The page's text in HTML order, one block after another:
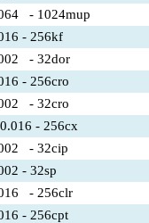
- 1024mup
- 256kf
- 32dor
- 256cro
- 32cro
- 256cx
- 32cip
- 32sp
- 256clr
- 256cpt